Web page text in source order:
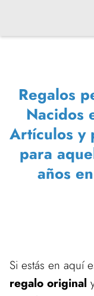
Regalos
Nacidos
Artículos y
para
años
Si estás en aquí
regalo original